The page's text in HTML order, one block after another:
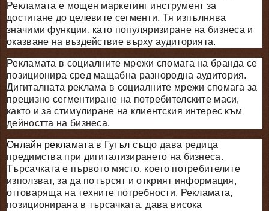
Рекламата е мощен маркетинг инструмент за
достигане до целевите сегменти. Тя изпълнява
значими функции, като популяризиране на бизнеса и
оказване на въздействие върху аудиторията.
Рекламата в социалните мрежи спомага на бранда се
позиционира сред мащабна разнородна аудитория.
Дигиталната реклама в социалните мрежи спомага за
прецизно сегментиране на потребителските маси,
както и за стимулиране на клиентския интерес към
дейността на бизнеса.
Онлайн рекламата в Гугъл също дава редица
предимства при дигитализирането на бизнеса.
Търсачката е първото място, което потребителите
използват, за да потърсят и открият информация,
отговаряща на техните потребности. Рекламата,
позиционирана в търсачката, дава висока